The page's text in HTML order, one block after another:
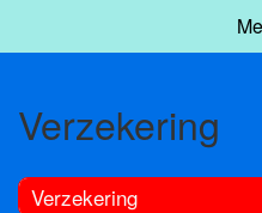
Verzekering
Verzekering